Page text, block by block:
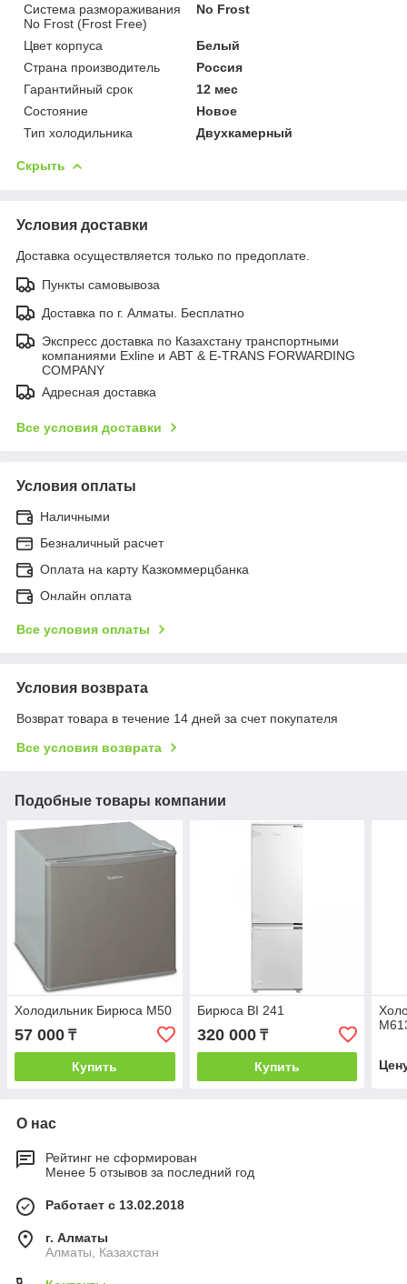
Система размораживания
No Frost (Frost Free)
No Frost
Цвет корпуса
Белый
Страна производитель
Россия
Гарантийный срок
12 мес
Состояние
Новое
Тип холодильника
Двухкамерный
Скрыть
Условия доставки
Доставка осуществляется только по предоплате.
Пункты самовывоза
Доставка по г. Алматы. Бесплатно
Экспресс доставка по Казахстану транспортными
компаниями Exline и ABT & E-TRANS FORWARDING
COMPANY
Адресная доставка
Все условия доставки
Условия оплаты
Наличными
Безналичный расчет
Оплата на карту Казкоммерцбанка
Онлайн оплата
Все условия оплаты
Условия возврата
Возврат товара в течение 14 дней за счет покупателя
Все условия возврата
Подобные товары компании
Холодильник Бирюса М50
57 000 ₸
Купить
Бирюса BI 241
320 000₸
Купить
О нас
Рейтинг не сформирован
Менее 5 отзывов за последний год
Работает с 13.02.2018
г. Алматы
Алматы, Казахстан